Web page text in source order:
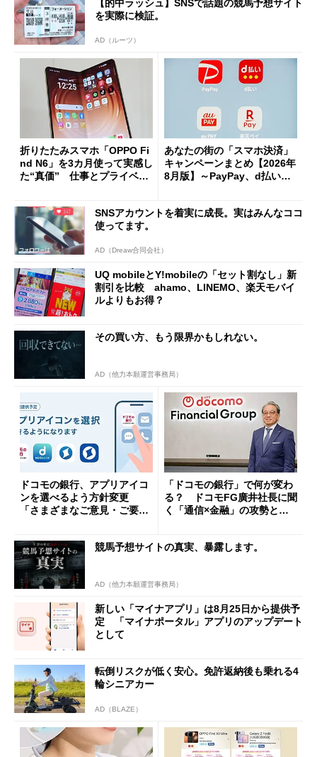
【的中ラッシュ】SNSで話題の競馬予想サイト
を実際に検証。
AD（ルーツ）
折りたたみスマホ「OPPO Fi
nd N6」を3カ月使って実感し
た“真価” 仕事とプライベー
あなたの街の「スマホ決済」
キャンペーンまとめ【2026年
8月版】～PayPay、d払い、a
SNSアカウントを着実に成長。実はみんなココ
使ってます。
AD（Dreaw合同会社）
UQ mobileとY!mobileの「セット割なし」新
割引を比較 ahamo、LINEMO、楽天モバイ
ルよりもお得？
その買い方、もう限界かもしれない。
AD（他力本願運営事務局）
ドコモの銀行、アプリアイコ
ンを選べるよう方針変更
「さまざまなご意見・ご要望
「ドコモの銀行」で何が変わ
る？ ドコモFG廣井社長に聞
く「通信×金融」の攻勢とグ
競馬予想サイトの真実、暴露します。
AD（他力本願運営事務局）
新しい「マイナアプリ」は8月25日から提供予
定 「マイナポータル」アプリのアップデート
として
転倒リスクが低く安心。免許返納後も乗れる4
輪シニアカー
AD（BLAZE）